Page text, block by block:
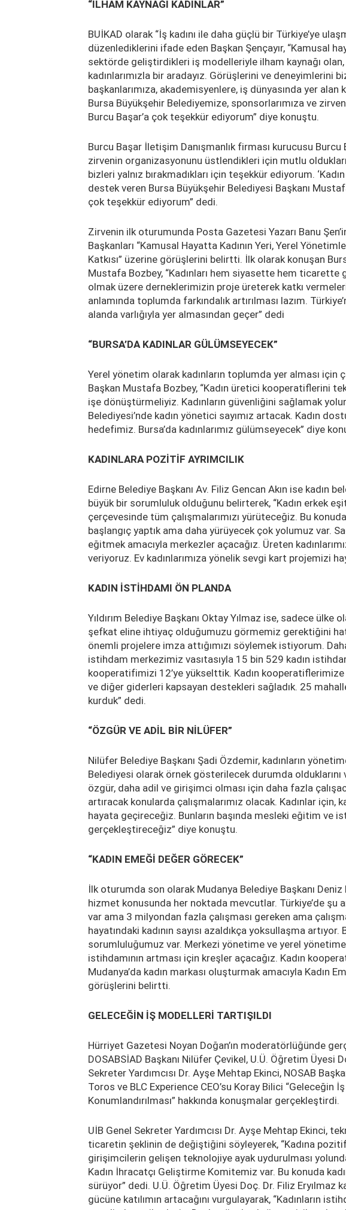
“İLHAM KAYNAĞI KADINLAR”
BUİKAD olarak “İş kadını ile daha güçlü bir Türkiye’ye
düzenlediklerini ifade eden Başkan Şençayır, “Kamusal
sektörde geliştirdikleri iş modelleriyle ilham kaynağı
kadınlarımızla bir aradayız. Görüşlerini ve deneyimlerini
başkanlarımıza, akademisyenlere, iş dünyasında yer alan
Bursa Büyükşehir Belediyemize, sponsorlarımıza ve
Burcu Başar’a çok teşekkür ediyorum” diye konuştu.
Burcu Başar İletişim Danışmanlık firması kurucusu
zirvenin organizasyonunu üstlendikleri için mutlu
bizleri yalnız bırakmadıkları için teşekkür ediyorum.
destek veren Bursa Büyükşehir Belediyesi Başkanı
çok teşekkür ediyorum” dedi.
Zirvenin ilk oturumunda Posta Gazetesi Yazarı Banu
Başkanları “Kamusal Hayatta Kadının Yeri, Yerel
Katkısı” üzerine görüşlerini belirtti. İlk olarak konuşan
Mustafa Bozbey, “Kadınları hem siyasette hem
olmak üzere derneklerimizin proje üreterek katkı
anlamında toplumda farkındalık artırılması lazım.
alanda varlığıyla yer almasından geçer” dedi
“BURSA’DA KADINLAR GÜLÜMSEYECEK”
Yerel yönetim olarak kadınların toplumda yer alması için
Başkan Mustafa Bozbey, “Kadın üretici kooperatiflerini
işe dönüştürmeliyiz. Kadınların güvenliğini sağlamak
Belediyesi’nde kadın yönetici sayımız artacak. Kadın
hedefimiz. Bursa’da kadınlarımız gülümseyecek” diye
KADINLARA POZİTİF AYRIMCILIK
Edirne Belediye Başkanı Av. Filiz Gencan Akın ise kadın
büyük bir sorumluluk olduğunu belirterek, “Kadın erkek
çerçevesinde tüm çalışmalarımızı yürüteceğiz. Bu
başlangıç yaptık ama daha yürüyecek çok yolumuz var.
eğitmek amacıyla merkezler açacağız. Üreten
veriyoruz. Ev kadınlarımıza yönelik sevgi kart projemizi
KADIN İSTİHDAMI ÖN PLANDA
Yıldırım Belediye Başkanı Oktay Yılmaz ise, sadece ülke
şefkat eline ihtiyaç olduğumuzu görmemiz gerektiğini
önemli projelere imza attığımızı söylemek istiyorum.
istihdam merkezimiz vasıtasıyla 15 bin 529 kadın
kooperatifimizi 12’ye yükselttik. Kadın
ve diğer giderleri kapsayan destekleri sağladık. 25
kurduk” dedi.
“ÖZGÜR VE ADİL BİR NİLÜFER”
Nilüfer Belediye Başkanı Şadi Özdemir, kadınların
Belediyesi olarak örnek gösterilecek durumda olduklarını
özgür, daha adil ve girişimci olması için daha fazla
artıracak konularda çalışmalarımız olacak. Kadınlar için,
hayata geçireceğiz. Bunların başında mesleki eğitim ve
gerçekleştireceğiz” diye konuştu.
“KADIN EMEĞİ DEĞER GÖRECEK”
İlk oturumda son olarak Mudanya Belediye Başkanı Deniz
hizmet konusunda her noktada mevcutlar. Türkiye’de şu
var ama 3 milyondan fazla çalışması gereken ama
hayatındaki kadının sayısı azaldıkça yoksullaşma
sorumluluğumuz var. Merkezi yönetime ve yerel
istihdamının artması için kreşler açacağız. Kadın
Mudanya’da kadın markası oluşturmak amacıyla Kadın
görüşlerini belirtti.
GELECEĞİN İŞ MODELLERİ TARTIŞILDI
Hürriyet Gazetesi Noyan Doğan’ın moderatörlüğünde
DOSABSİAD Başkanı Nilüfer Çevikel, U.Ü. Öğretim Üyesi
Sekreter Yardımcısı Dr. Ayşe Mehtap Ekinci, NOSAB
Toros ve BLC Experience CEO’su Koray Bilici “Geleceğin
Konumlandırılması” hakkında konuşmalar gerçekleştirdi.
UİB Genel Sekreter Yardımcısı Dr. Ayşe Mehtap Ekinci,
ticaretin şeklinin de değiştiğini söyleyerek, “Kadına pozitif
girişimcilerin gelişen teknolojiye ayak uydurulması
Kadın İhracatçı Geliştirme Komitemiz var. Bu konuda
sürüyor” dedi. U.Ü. Öğretim Üyesi Doç. Dr. Filiz Eryılmaz
gücüne katılımın artacağını vurgulayarak, “Kadınların